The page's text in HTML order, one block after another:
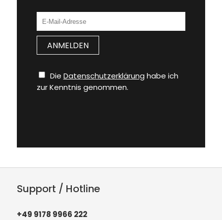
Die Datenschutzerklärung habe ich
zur Kenntnis genommen.
Support / Hotline
+49 9178 9966 222